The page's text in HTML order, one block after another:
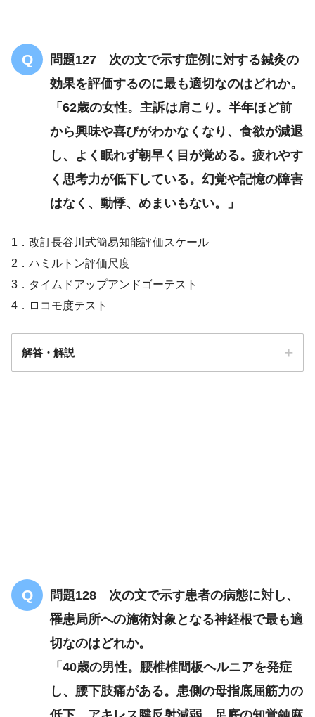
問題127 次の文で示す症例に対する鍼灸の
効果を評価するのに最も適切なのはどれか。
「62歳の女性。主訴は肩こり。半年ほど前
から興味や喜びがわかなくなり、食欲が減退
し、よく眠れず朝早く目が覚める。疲れやす
く思考力が低下している。幻覚や記憶の障害
はなく、動悸、めまいもない。」
1．改訂長谷川式簡易知能評価スケール
2．ハミルトン評価尺度
3．タイムドアップアンドゴーテスト
4．ロコモ度テスト
解答・解説
うつ病
問題128 次の文で示す患者の病態に対し、
罹患局所への施術対象となる神経根で最も適
切なのはどれか。
「40歳の男性。腰椎椎間板ヘルニアを発症
し、腰下肢痛がある。患側の母指底屈筋力の